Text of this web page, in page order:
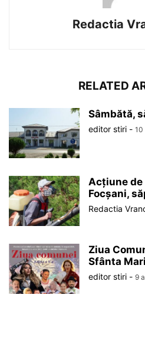
Redactia
RELATED
Sâmbătă,
editor stiri - 10
Acțiune
Focșani,
Redactia
Ziua
Sfânta
editor stiri - 9